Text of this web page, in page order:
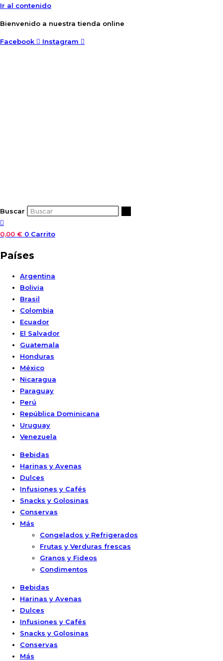
Ir al contenido
Bienvenido a nuestra tienda online
Facebook Instagram
Buscar
0,00 € 0 Carrito
Países
Argentina
Bolivia
Brasil
Colombia
Ecuador
El Salvador
Guatemala
Honduras
México
Nicaragua
Paraguay
Perú
República Dominicana
Uruguay
Venezuela
Bebidas
Harinas y Avenas
Dulces
Infusiones y Cafés
Snacks y Golosinas
Conservas
Más
Congelados y Refrigerados
Frutas y Verduras frescas
Granos y Fideos
Condimentos
Bebidas
Harinas y Avenas
Dulces
Infusiones y Cafés
Snacks y Golosinas
Conservas
Más